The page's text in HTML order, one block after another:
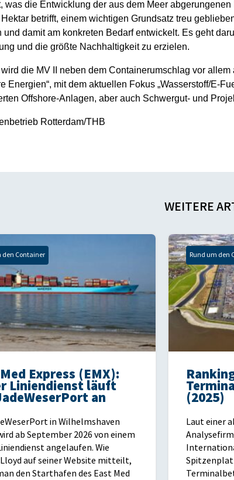
was die Entwicklung der aus dem Meer
betrifft, einem wichtigen Grundsatz treu
und damit am konkreten Bedarf entwickelt. Es geht
und die größte Nachhaltigkeit zu erzielen.
wird die MV II neben dem Containerumschlag vor
Energien“, mit dem aktuellen Fokus „Wasserstoff/E-
Offshore-Anlagen, aber auch Schwergut- und
Rotterdam/THB
WEITERE
den Container
Express (EMX):
Liniendienst läuft
an
in Wilhelmshaven
ab September 2026 von einem
angelaufen. Wie
auf seiner Website mitteilt,
den Starthafen des East Med
Rund um den
(2025)
Laut einer